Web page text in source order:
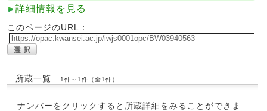
詳細情報を見る
このページのURL：
所蔵一覧 1件～1件（全1件）
ナンバーをクリックすると所蔵詳細をみることができま